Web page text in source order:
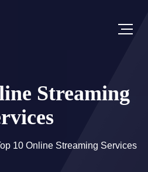
Streaming
10 Online Streaming Services